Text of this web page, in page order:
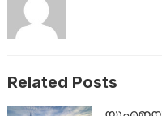
Related Posts